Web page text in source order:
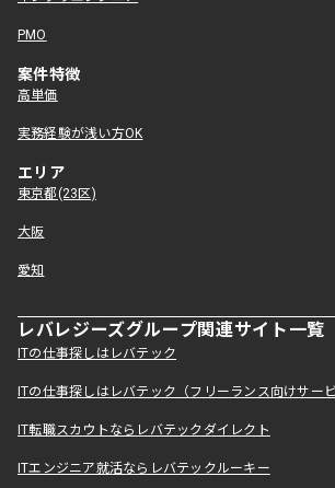
PMO
案件特徴
高単価
実務経験が浅い方OK
エリア
東京都(23区)
大阪
愛知
レバレジーズグループ関連サイト一覧
ITの仕事探しはレバテック
ITの仕事探しはレバテック（フリーランス向けサービ
IT転職スカウトならレバテックダイレクト
ITエンジニア就活ならレバテックルーキー